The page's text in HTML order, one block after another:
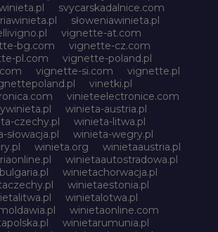
svycarskadalnice.com
słoweniawinieta.pl
vignette-at.com
bg.com
vignette-cz.com
pl.com
vignette-poland.pl
vignette-si.com
vignette.pl
vinetki.pl
vinieteelectronice.com
winieta-austria.pl
czechy.pl
winieta-litwa.pl
słowacja.pl
winieta-wegry.pl
winieta.org
winietaaustria.pl
winietaautostradowa.pl
winietachorwacja.pl
winietaestonia.pl
winietalotwa.pl
winietaonline.com
winietarumunia.pl